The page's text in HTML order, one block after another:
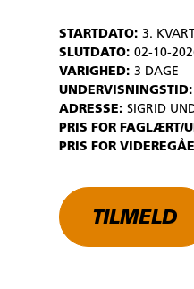
STARTDATO: 3.
SLUTDATO: 02-10-
VARIGHED: 3 DAGE
UNDERVISNINGSTID:
ADRESSE: SIGRID
PRIS FOR FAGLÆRT/
PRIS FOR
TILMELD